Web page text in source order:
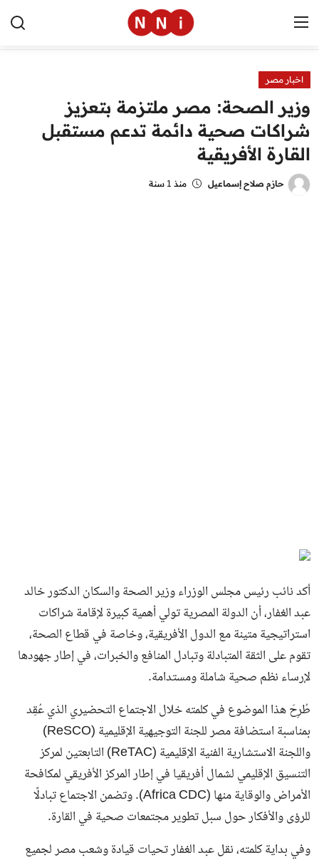
الرئيسية
اخبار مصر
العالم
الرياضة
اخبار مصر
وزير الصحة: مصر ملتزمة بتعزيز
شراكات صحية دائمة تدعم مستقبل
القارة الأفريقية
حازم صلاح إسماعيل منذ 1 سنة
أكد نائب رئيس مجلس الوزراء وزير الصحة والسكان الدكتور خالد
عبد الغفار، أن الدولة المصرية تولي أهمية كبيرة لإقامة شراكات
استراتيجية متينة مع الدول الأفريقية، وخاصة في قطاع الصحة،
تقوم على الثقة المتبادلة وتبادل المنافع والخبرات، في إطار جهودها
لإرساء نظم صحية شاملة ومستدامة.
طُرِحَ هذا الموضوع في كلمته خلال الاجتماع التحضيري الذي عُقِد
بمناسبة استضافة مصر للجنة التوجيهية الإقليمية (ReSCO)
واللجنة الاستشارية الفنية الإقليمية (ReTAC) التابعتين لمركز
التنسيق الإقليمي لشمال أفريقيا في إطار المركز الأفريقي لمكافحة
الأمراض والوقاية منها (Africa CDC). وتضمن الاجتماع تبادلًا
للرؤى والأفكار حول سبل تطوير مجتمعات صحية في القارة.
وفي بداية كلمته، نقل عبد الغفار تحيات قيادة وشعب مصر لجميع